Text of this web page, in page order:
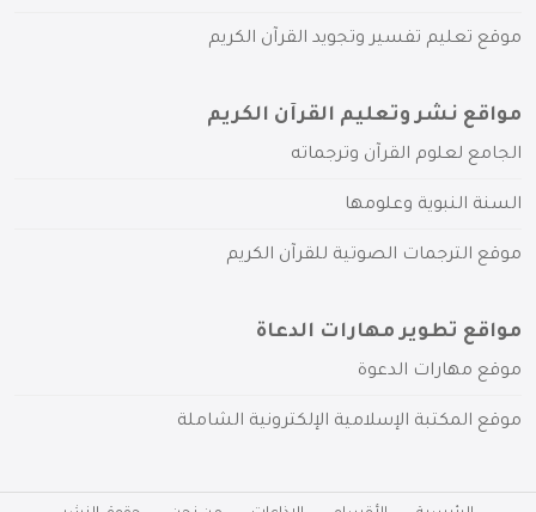
موقع تعليم تفسير وتجويد القرآن الكريم
مواقع نشر وتعليم القرآن الكريم
الجامع لعلوم القرآن وترجماته
السنة النبوية وعلومها
موقع الترجمات الصوتية للقرآن الكريم
مواقع تطوير مهارات الدعاة
موقع مهارات الدعوة
موقع المكتبة الإسلامية الإلكترونية الشاملة